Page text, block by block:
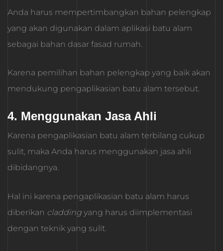
Anda harus mempertimbangkan bahan pelengkap
yang akan digunakan dalam aplikasi batu alam
sebagai bahan dasar fasad rumah.
Karena pemilihan bahan pelengkap yang baik akan
mendukung pengaplikasian batu alam tersebut.
4. Menggunakan Jasa Ahli
Karena pengaplikasian batu alam terbilang cukup
sulit, maka Anda harus menggunakan jasa ahli
dibidangnya.
Hal ini karena pengaplikasian batu alam harus
diberikan cladding yang harus diimplementasi
dengan teknik yang sulit.